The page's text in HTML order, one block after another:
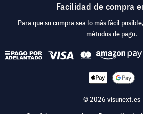
Facilidad de compra
Para que su compra sea lo más fácil
métodos de pago.
© 2026 visunext.es